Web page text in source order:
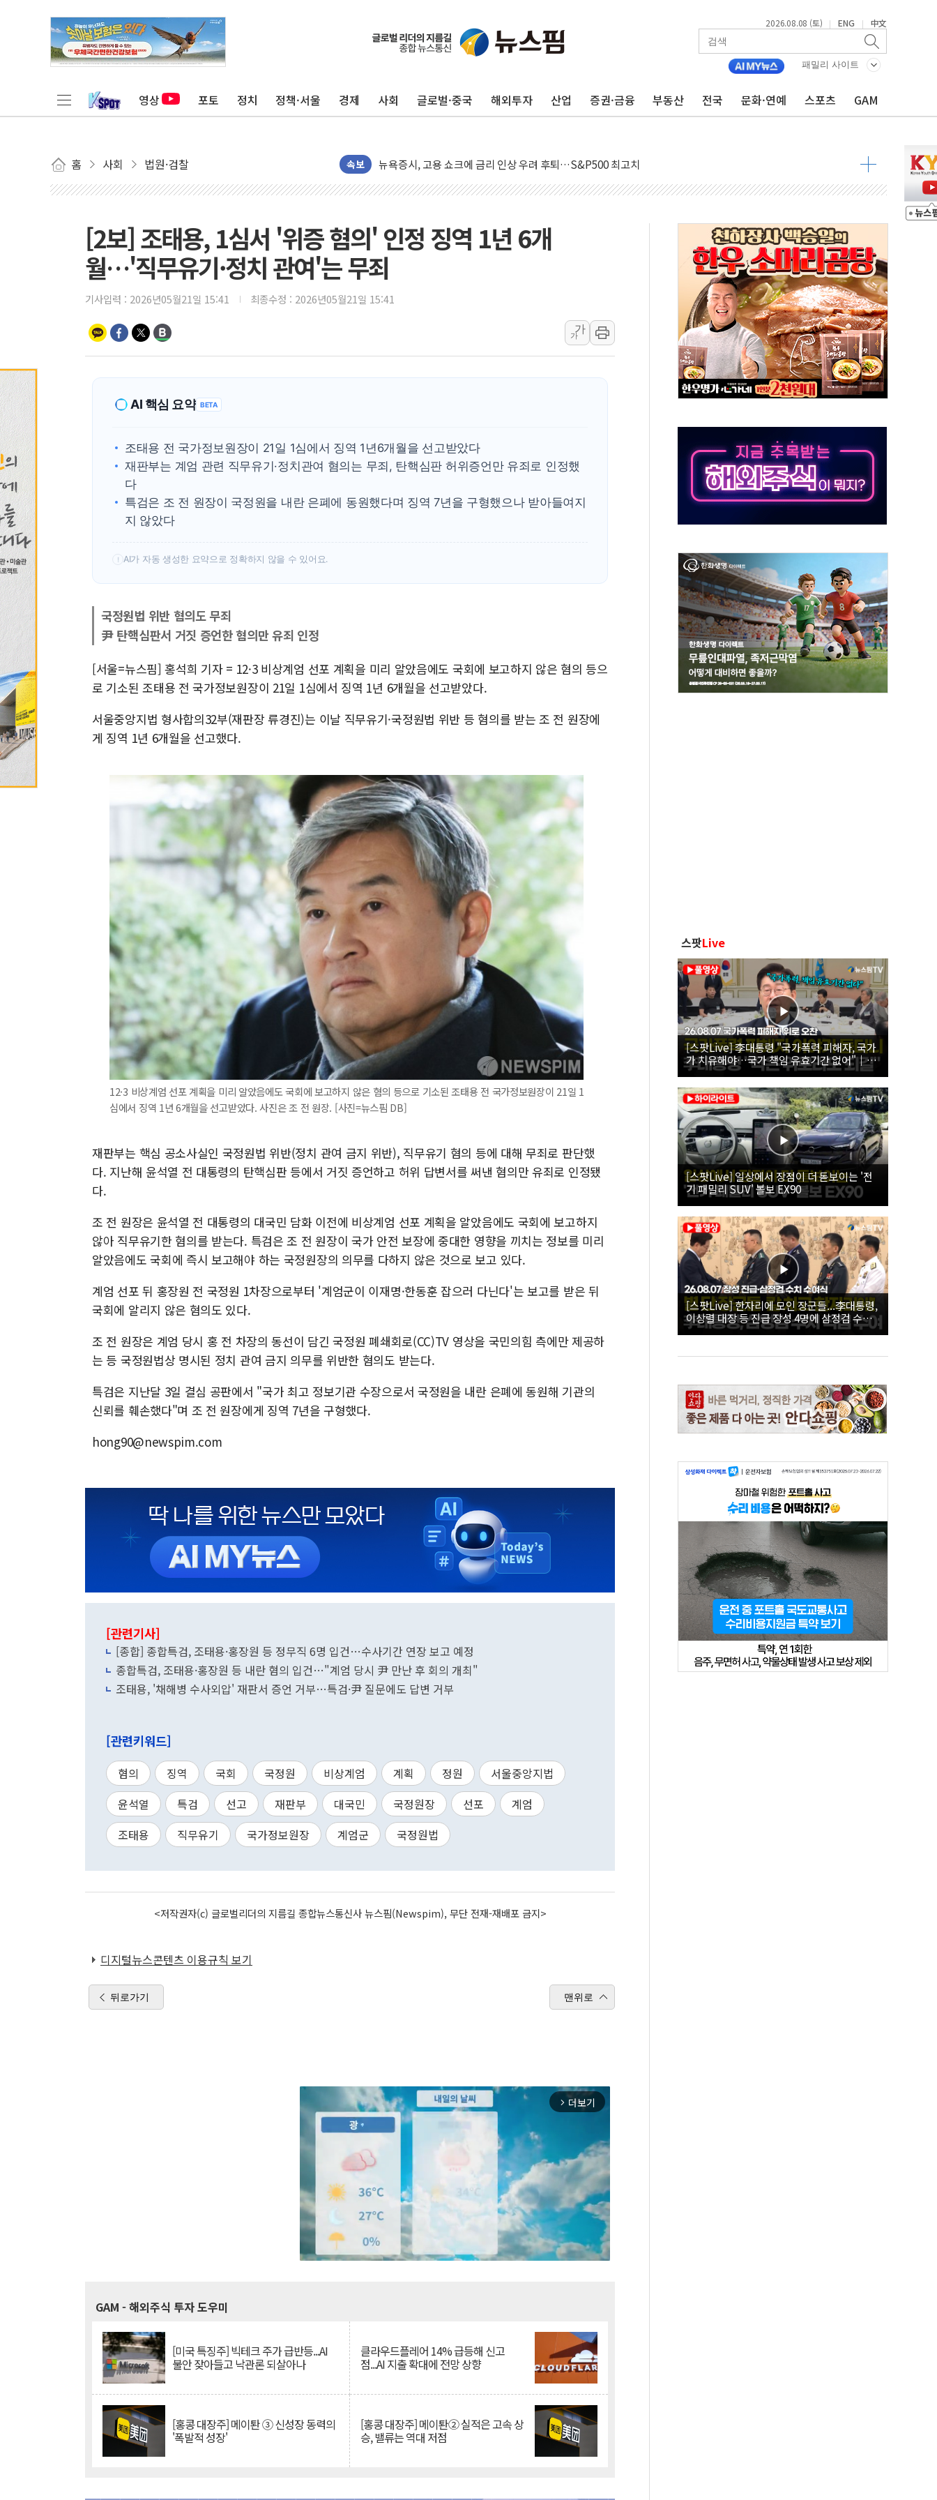
2026.08.08 (토) | ENG | 中文
패밀리 사이트
영상 포토 정치 정책·서울 경제 사회 글로벌·중국 해외투자 산업 증권·금융 부동산 전국 문화·연예 스포츠 GAM
홈 사회 법원·검찰 속보
민주, 오늘 제주·인천 경선 결과 발표...'김민석 재역전 vs 정청래 격차 확대'
한상협, 업계 개인정보 보안 새판 짠다…'자율규제단체' 타진
트럼프, 쿡 연준 이사 해임 재추진…"26일까지 의혹 소명" 요구
유럽증시, 美 고용 예상 밖 부진에 연준 금리 인상 가능성 낮아지며 상승… STOXX 600 지수는 나흘 연속 최고치
[종합] 이슬람 수니파 3국, '공동방위협정' 체결… 이스라엘·이란 위협에 맞설 자체 억지력 강화
트럼프, 백신·자폐증 행정명령 검토…"이르면 다음 주"
美 항소법원, 백악관 무도회장 공사 중단 명령…트럼프 제동
이란 핵심 원유 수출항 '하르그섬', 최근 1주일 이상 '올스톱'… 美 해상봉쇄 영향
[AI MY 뉴스] 뉴욕 반도체주 프리뷰...美 고용 쇼크에 반도체주 '활짝'
뉴욕증시 프리뷰, 美 고용 쇼크에 금리 인상 우려 후퇴…나스닥 선물 1%대 상승
트럼프 "금리 내려야"…파월 때와 달리 워시엔 톤 낮춰
특정 정치인 측근 포항시 정책특보 내정설...포항시 '시끌'
李 "해남 태양광, 대한민국 다음 100년 밑거름…수도권 집중 완화 전환점"
[2보] 조태용, 1심서 '위증 혐의' 인정 징역 1년 6개
월…'직무유기·정치 관여'는 무죄
기사입력 : 2026년05월21일 15:41 최종수정 : 2026년05월21일 15:41
가
가
AI 핵심 요약 BETA
조태용 전 국가정보원장이 21일 1심에서 징역 1년6개월을 선고받았다
재판부는 계엄 관련 직무유기·정치관여 혐의는 무죄, 탄핵심판 허위증언만 유죄로 인정했
다
특검은 조 전 원장이 국정원을 내란 은폐에 동원했다며 징역 7년을 구형했으나 받아들여지
지 않았다
! AI가 자동 생성한 요약으로 정확하지 않을 수 있어요.
국정원법 위반 혐의도 무죄
尹 탄핵심판서 거짓 증언한 혐의만 유죄 인정
[서울=뉴스핌] 홍석희 기자 = 12·3 비상계엄 선포 계획을 미리 알았음에도 국회에 보고하지 않은 혐의 등으
로 기소된 조태용 전 국가정보원장이 21일 1심에서 징역 1년 6개월을 선고받았다.
서울중앙지법 형사합의32부(재판장 류경진)는 이날 직무유기·국정원법 위반 등 혐의를 받는 조 전 원장에
게 징역 1년 6개월을 선고했다.
12·3 비상계엄 선포 계획을 미리 알았음에도 국회에 보고하지 않은 혐의 등으로 기소된 조태용 전 국가정보원장이 21일 1
심에서 징역 1년 6개월을 선고받았다. 사진은 조 전 원장. [사진=뉴스핌 DB]
재판부는 핵심 공소사실인 국정원법 위반(정치 관여 금지 위반), 직무유기 혐의 등에 대해 무죄로 판단했
다. 지난해 윤석열 전 대통령의 탄핵심판 등에서 거짓 증언하고 허위 답변서를 써낸 혐의만 유죄로 인정됐
다.
조 전 원장은 윤석열 전 대통령의 대국민 담화 이전에 비상계엄 선포 계획을 알았음에도 국회에 보고하지
않아 직무유기한 혐의를 받는다. 특검은 조 전 원장이 국가 안전 보장에 중대한 영향을 끼치는 정보를 미리
알았음에도 국회에 즉시 보고해야 하는 국정원장의 의무를 다하지 않은 것으로 보고 있다.
계엄 선포 뒤 홍장원 전 국정원 1차장으로부터 '계엄군이 이재명·한동훈 잡으러 다닌다'는 보고를 받은 뒤
국회에 알리지 않은 혐의도 있다.
조 전 원장은 계엄 당시 홍 전 차장의 동선이 담긴 국정원 폐쇄회로(CC)TV 영상을 국민의힘 측에만 제공하
는 등 국정원법상 명시된 정치 관여 금지 의무를 위반한 혐의도 받는다.
특검은 지난달 3일 결심 공판에서 "국가 최고 정보기관 수장으로서 국정원을 내란 은폐에 동원해 기관의
신뢰를 훼손했다"며 조 전 원장에게 징역 7년을 구형했다.
hong90@newspim.com
[관련기사]
[종합] 종합특검, 조태용·홍장원 등 정무직 6명 입건…수사기간 연장 보고 예정
종합특검, 조태용·홍장원 등 내란 혐의 입건…"계엄 당시 尹 만난 후 회의 개최"
조태용, '채해병 수사외압' 재판서 증언 거부…특검·尹 질문에도 답변 거부
[관련키워드]
혐의 징역 국회 국정원 비상계엄 계획 정원
서울중앙지법
윤석열
특검 선고 재판부 대국민 국정원장 선포
계엄
조태용
직무유기 국가정보원장 계엄군 국정원법
<저작권자(c) 글로벌리더의 지름길 종합뉴스통신사 뉴스핌(Newspim), 무단 전재-재배포 금지>
디지털뉴스콘텐츠 이용규칙 보기
뒤로가기 맨위로
arrow_forward_ios 더보기
GAM - 해외주식 투자 도우미
[미국 특징주] 빅테크 주가 급반등...AI
불안 잦아들고 낙관론 되살아나
클라우드플레어 14% 급등해 신고
점...AI 지출 확대에 전망 상향
[홍콩 대장주] 메이퇀 ③ 신성장 동력의
'폭발적 성장'
[홍콩 대장주] 메이퇀② 실적은 고속 상
승, 밸류는 역대 저점
스팟Live
[스팟Live] 李대통령 "국가폭력 피해자, 국가
가 치유해야…국가 책임 유효기간 없어"｜
26.08.07 국가폭력 피해자 위로 오찬
[스팟Live] 일상에서 장점이 더 돋보이는 '전
기 패밀리 SUV' 볼보 EX90
[스팟Live] 한자리에 모인 장군들...李대통령,
이상렬 대장 등 진급 장성 4명에 삼정검 수치
직접 수여｜26.08.07 장성 진급·삼정검 수치